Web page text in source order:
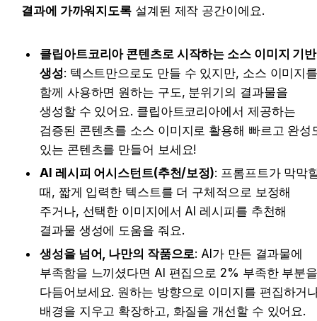
결과에 가까워지도록 설계된 제작 공간이에요.
클립아트코리아 콘텐츠로 시작하는 소스 이미지 기반
생성: 텍스트만으로도 만들 수 있지만, 소스 이미지
함께 사용하면 원하는 구도, 분위기의 결과물을
생성할 수 있어요. 클립아트코리아에서 제공하는
검증된 콘텐츠를 소스 이미지로 활용해 빠르고 완성
있는 콘텐츠를 만들어 보세요!
AI 레시피 어시스턴트(추천/보정): 프롬프트가 막막
때, 짧게 입력한 텍스트를 더 구체적으로 보정해
주거나, 선택한 이미지에서 AI 레시피를 추천해
결과물 생성에 도움을 줘요.
생성을 넘어, 나만의 작품으로: AI가 만든 결과물에
부족함을 느끼셨다면 AI 편집으로 2% 부족한 부분
다듬어보세요. 원하는 방향으로 이미지를 편집하거
배경을 지우고 확장하고, 화질을 개선할 수 있어요.